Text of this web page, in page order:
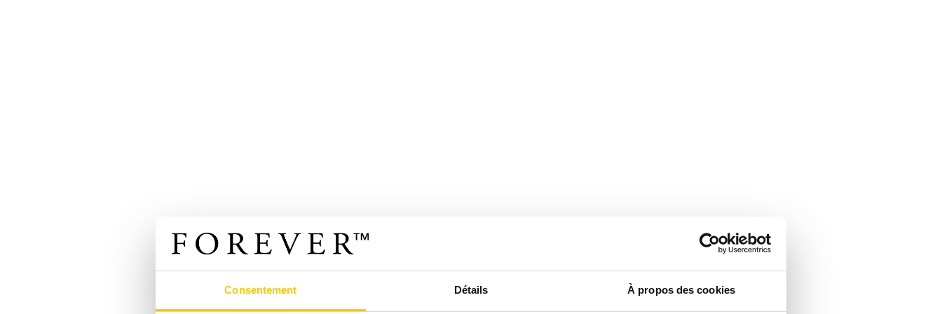
Consentement Détails À propos des cookies